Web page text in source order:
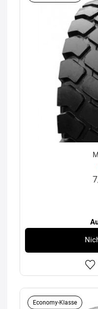
Economy-Klasse